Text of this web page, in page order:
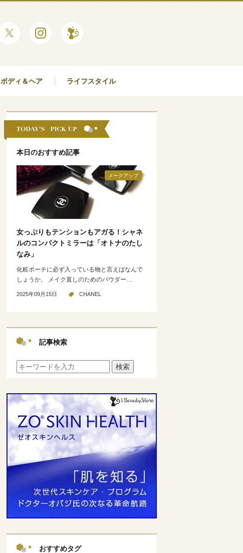
ボディ＆ヘア ライフスタイル
本日のおすすめ記事
メークアップ
女っぷりもテンションもアガる！シャネ
ルのコンパクトミラーは「オトナのたし
なみ」
化粧ポーチに必ず入っている物と言えばなんで
しょうか。 メイク直しのためのパウダー…
2025年09月15日 CHANEL
記事検索
検索
おすすめタグ